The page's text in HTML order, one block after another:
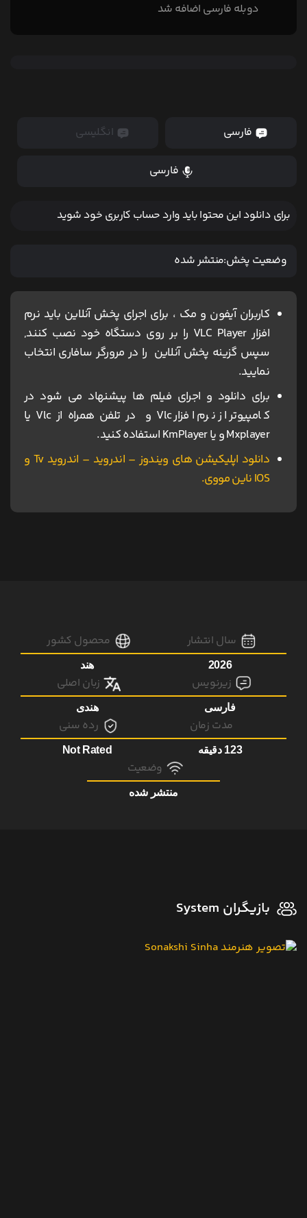
دوبله فارسی اضافه شد
فارسی انگلیسی
فارسی
برای دانلود این محتوا باید وارد حساب کاربری خود شوید
وضعیت پخش:منتشر شده
کاربران آیفون و مک ، برای اجرای پخش آنلاین باید نرم
افزار VLC Player را بر روی دستگاه خود نصب کنند,
سپس گزینه پخش آنلاین را در مرورگر سافاری انتخاب
نمایید.
برای دانلود و اجرای فیلم ها پیشنهاد می شود در
کامپیوتر از نرم افزار Vlc و در تلفن همراه از Vlc یا
Mxplayer و یا KmPlayer استفاده کنید.
دانلود اپلیکیشن های ویندوز – اندروید – اندروید Tv و
IOS ناین مووی.
سال انتشار
2026
محصول کشور
هند
زیرنویس
فارسی
زبان اصلی
هندی
مدت زمان
123 دقیقه
رده سنی
Not Rated
وضعیت
منتشر شده
بازیگران System